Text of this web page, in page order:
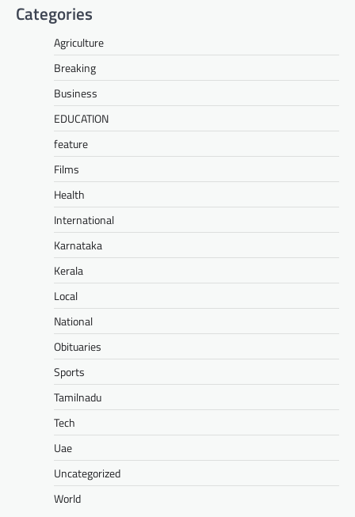
Categories
Agriculture
Breaking
Business
EDUCATION
feature
Films
Health
International
Karnataka
Kerala
Local
National
Obituaries
Sports
Tamilnadu
Tech
Uae
Uncategorized
World